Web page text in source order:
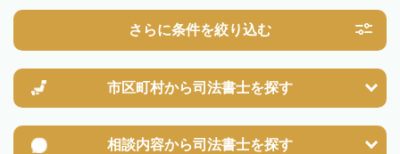
さらに条件を絞り込む
市区町村から司法書士を探す
相談内容から司法書士を探す